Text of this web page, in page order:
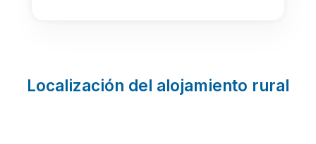
Localización del alojamiento rural